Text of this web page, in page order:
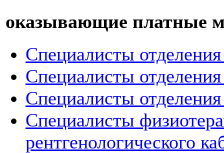
оказывающие платные
Специалисты
Специалисты
Специалисты
Специалисты
рентгенологического